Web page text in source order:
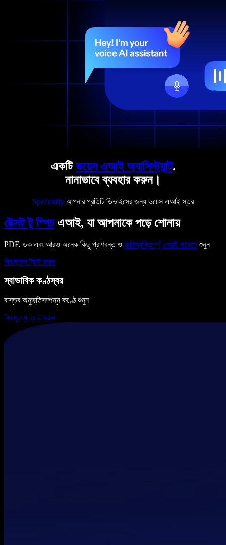
একটিভয়েস এআই অ্যাসিস্ট্যান্ট.
নানাভাবে ব্যবহার করুন।
Speechify আপনার প্রতিটি ডিভাইসের জন্য ভয়েস এআই স্তর
টেক্সট টু স্পিচএআই, যা আপনাকে পড়ে শোনায়
PDF, ডক এবং আরও অনেক কিছু প্রাণবন্ত ও অভিব্যক্তিপূর্ণ এআই ভয়েসেশুনুন
বিনামূল্যে ট্রাই করুন
স্বাভাবিক কণ্ঠস্বর
বাস্তব অনুভূতিসম্পন্ন কণ্ঠে শুনুন
বিনামূল্যে ট্রাই করুন